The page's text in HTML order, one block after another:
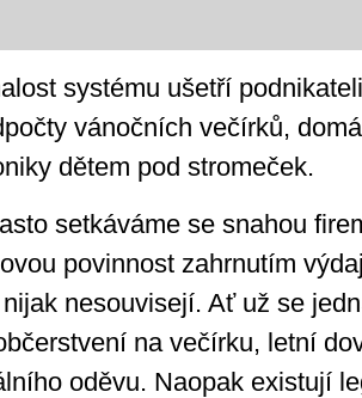
systému ušetří
vánočních večírků,
dětem pod stromeček.
setkáváme se snahou
povinnost zahrnutím
nesouvisejí. Ať už se
na večírku, letní
oděvu. Naopak existují